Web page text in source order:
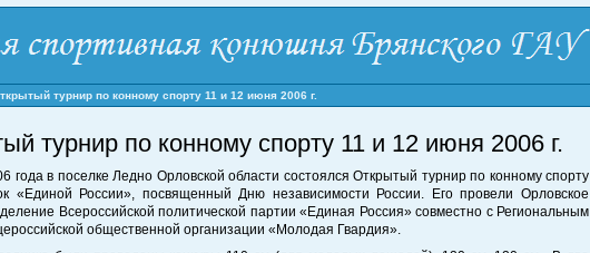
турнир по конному спорту 11 и 12 июня 2006 г.
турнир по конному спорту 11 и 12 июня 2006 г.
года в поселке Ледно Орловской области состоялся Открытый турнир по конному спорту
«Единой России», посвященный Дню независимости России. Его провели Орловское
Всероссийской политической партии «Единая Россия» совместно с Региональным
общественной организации «Молодая Гвардия».